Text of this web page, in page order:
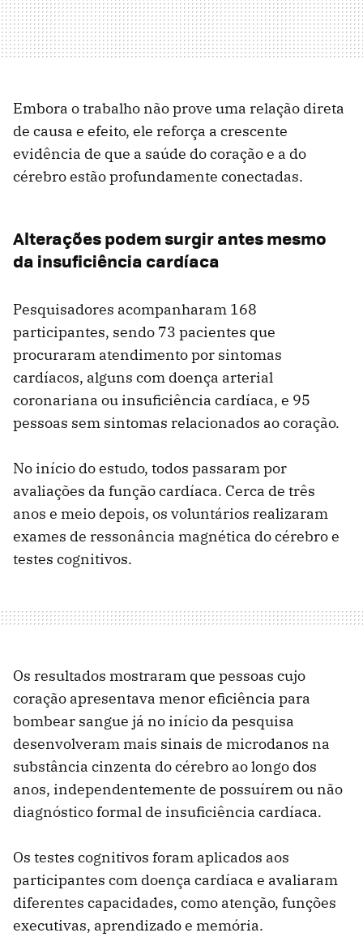
Embora o trabalho não prove uma relação direta
de causa e efeito, ele reforça a crescente
evidência de que a saúde do coração e a do
cérebro estão profundamente conectadas.
Alterações podem surgir antes mesmo
da insuficiência cardíaca
Pesquisadores acompanharam 168
participantes, sendo 73 pacientes que
procuraram atendimento por sintomas
cardíacos, alguns com doença arterial
coronariana ou insuficiência cardíaca, e 95
pessoas sem sintomas relacionados ao coração.
No início do estudo, todos passaram por
avaliações da função cardíaca. Cerca de três
anos e meio depois, os voluntários realizaram
exames de ressonância magnética do cérebro e
testes cognitivos.
Os resultados mostraram que pessoas cujo
coração apresentava menor eficiência para
bombear sangue já no início da pesquisa
desenvolveram mais sinais de microdanos na
substância cinzenta do cérebro ao longo dos
anos, independentemente de possuírem ou não
diagnóstico formal de insuficiência cardíaca.
Os testes cognitivos foram aplicados aos
participantes com doença cardíaca e avaliaram
diferentes capacidades, como atenção, funções
executivas, aprendizado e memória.